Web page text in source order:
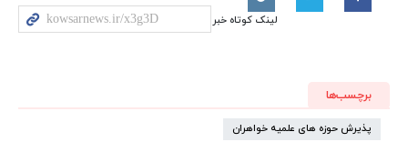
لینک کوتاه خبر
برچسب‌ها
پذیرش حوزه های علمیه خواهران